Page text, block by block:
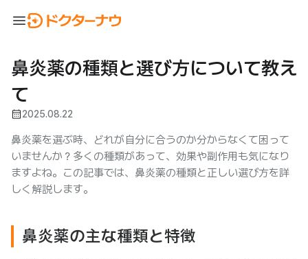
menu
鼻炎薬の種類と選び方について教え
て
calendar_month2025.08.22
鼻炎薬を選ぶ時、どれが自分に合うのか分からなくて困って
いませんか？多くの種類があって、効果や副作用も気になり
ますよね。この記事では、鼻炎薬の種類と正しい選び方を詳
しく解説します。
鼻炎薬の主な種類と特徴